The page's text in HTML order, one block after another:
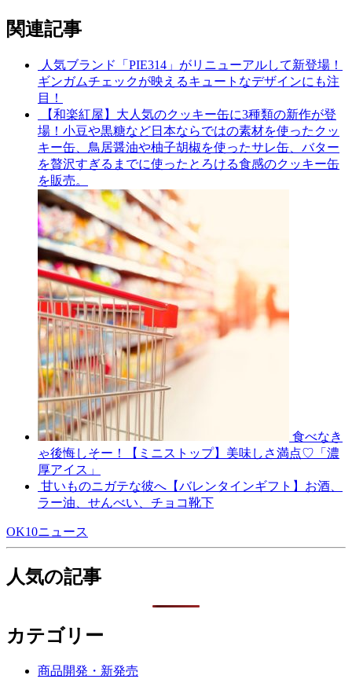
関連記事
人気ブランド「PIE314」がリニューアルして新登場！
ギンガムチェックが映えるキュートなデザインにも注
目！
【和楽紅屋】大人気のクッキー缶に3種類の新作が登
場！小豆や黒糖など日本ならではの素材を使ったクッ
キー缶、鳥居醤油や柚子胡椒を使ったサレ缶、バター
を贅沢すぎるまでに使ったとろける食感のクッキー缶
を販売。
食べなき
ゃ後悔しそー！【ミニストップ】美味しさ満点♡「濃
厚アイス」
甘いものニガテな彼へ【バレンタインギフト】お酒、
ラー油、せんべい、チョコ靴下
OK10ニュース
人気の記事
カテゴリー
商品開発・新発売